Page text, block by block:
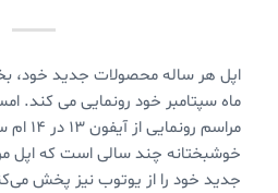
اپل هر ساله محصولات جدید خود،
ماه سپتامبر خود رونمایی می کند.
مراسم
خوشبختانه چند سالی است که اپل
جدید خود را از یوتوب نیز پخش